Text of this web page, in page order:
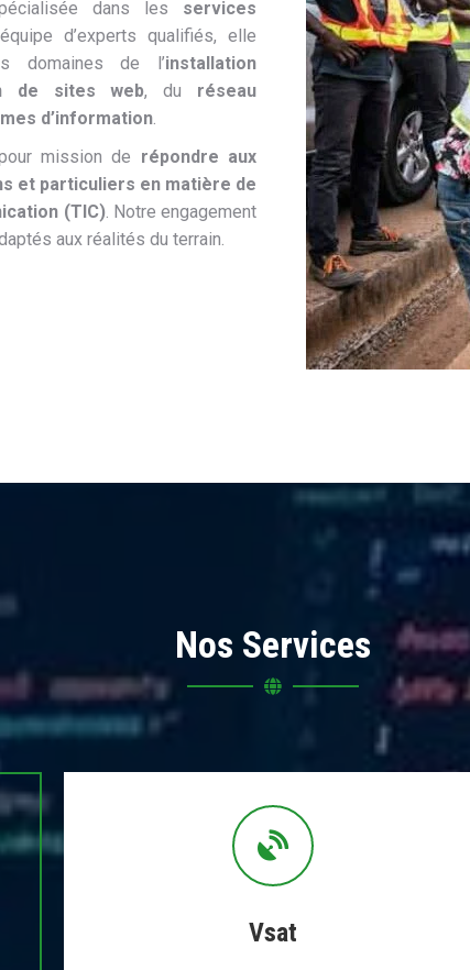
dans les services
d’experts qualifiés, elle
domaines de l’installation
de sites web, du réseau
d’information.
mission de répondre aux
et particuliers en matière de
(TIC). Notre engagement
aux réalités du terrain.
Nos Services
Vsat